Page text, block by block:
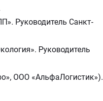
Руководитель Санкт-
Руководитель
ООО «АльфаЛогистик»).